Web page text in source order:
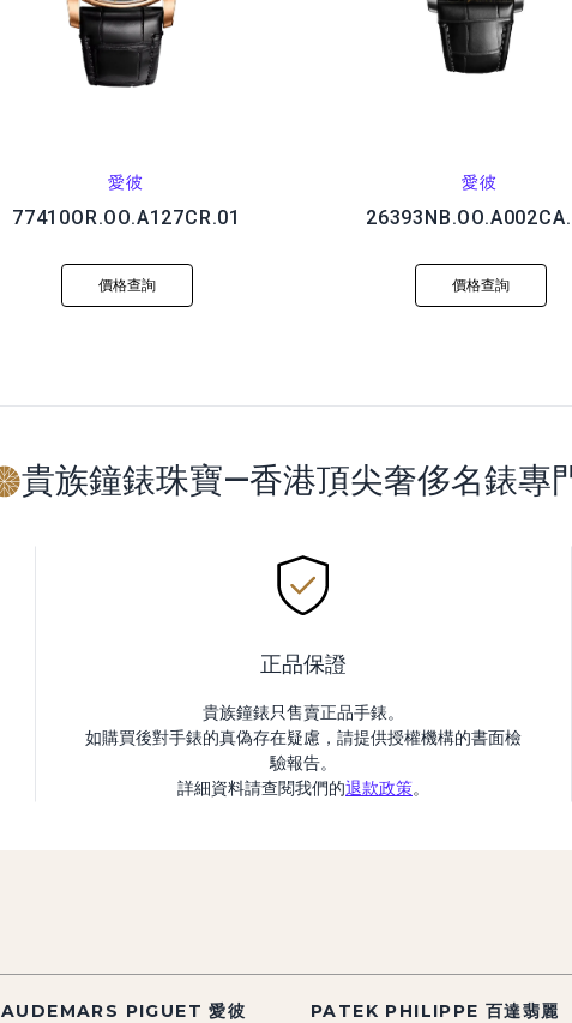
愛彼
77410OR.OO.A127CR.01
價格查詢
愛彼
價格查詢
貴族鐘錶珠寶—香港頂尖奢侈名錶專
正品保證
貴族鐘錶只售賣正品手錶。
如購買後對手錶的真偽存在疑慮，請提供授權機構的書面檢
驗報告。
詳細資料請查閱我們的退款政策。
AUDEMARS PIGUET 愛彼 PATEK PHILIPPE 百達翡麗